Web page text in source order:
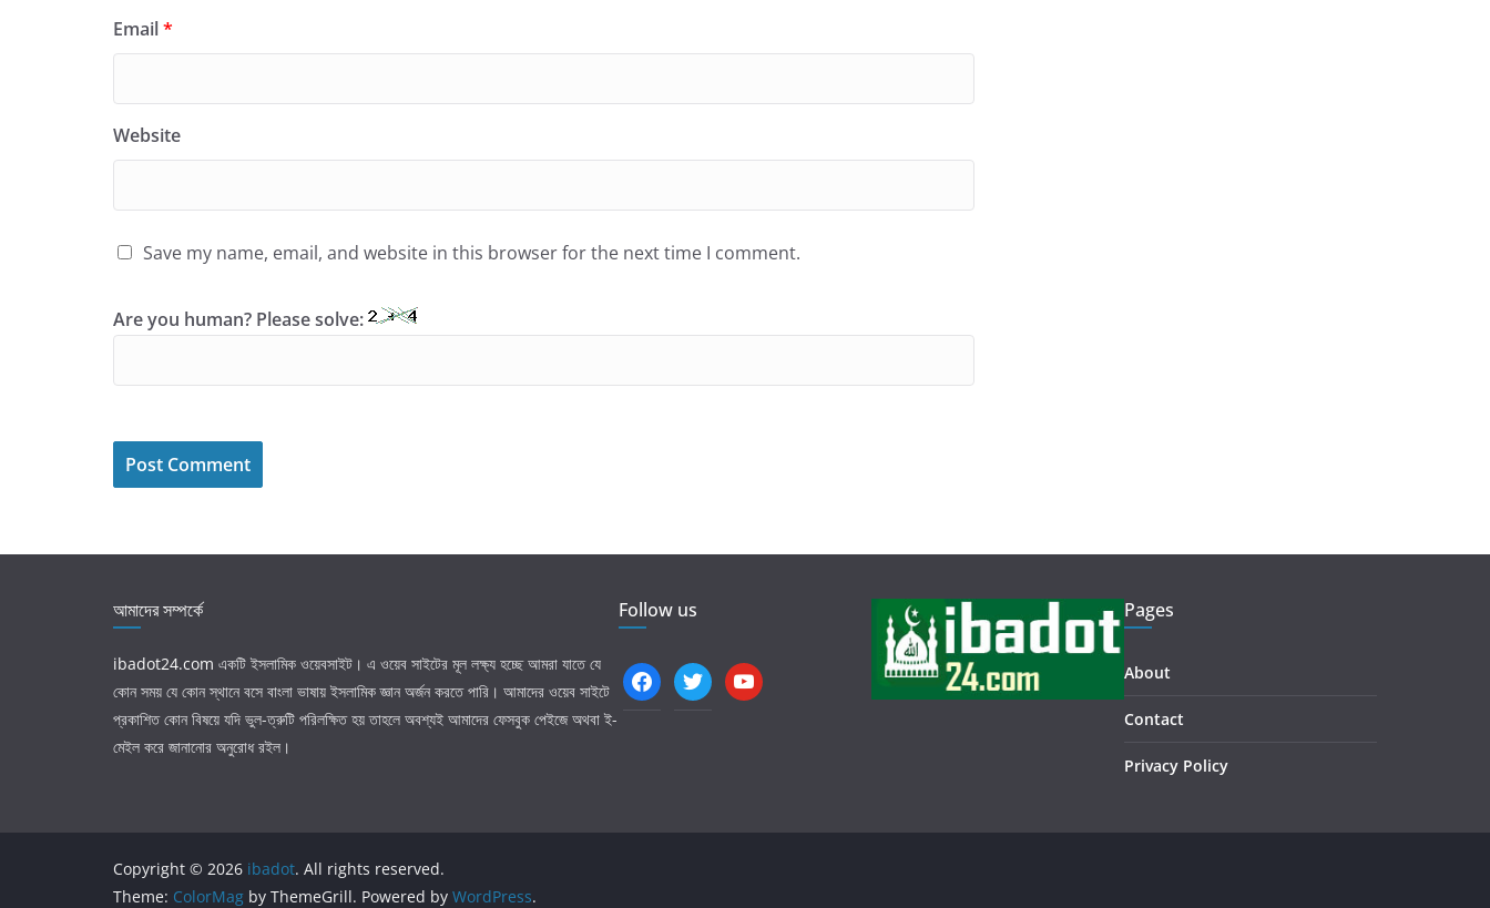
Email*
Website
Save my name, email, and website in this browser for the next time I comment.
Are you human? Please solve:
আমাদের সম্পর্কে
ibadot24.com একটি ইসলামিক ওয়েবসাইট। এ ওয়েব সাইটের মূল লক্ষ্য হচ্ছে আমরা যাতে যে
কোন সময় যে কোন স্থানে বসে বাংলা ভাষায় ইসলামিক জ্ঞান অর্জন করতে পারি। আমাদের ওয়েব সাইটে
প্রকাশিত কোন বিষয়ে যদি ভুল-ত্রুটি পরিলক্ষিত হয় তাহলে অবশ্যই আমাদের ফেসবুক পেইজে অথবা ই-
মেইল করে জানানোর অনুরোধ রইল।
Follow us
facebooktwitter youtube
Pages
About
Contact
Privacy Policy
Copyright © 2026 ibadot. All rights reserved.
Theme: ColorMag by ThemeGrill. Powered by WordPress.